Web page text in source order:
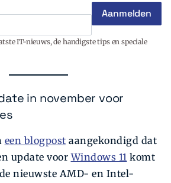
IT-nieuws, de handigste tips en speciale
in november voor
een blogpost aangekondigd dat
update voorWindows 11 komt
nieuwste AMD- en Intel-